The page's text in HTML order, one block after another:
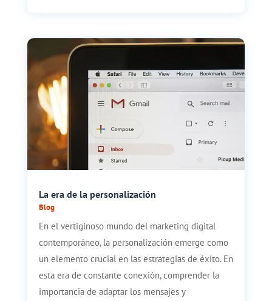
La era de la personalización
Blog
En el vertiginoso mundo del marketing digital
contemporáneo, la personalización emerge como
un elemento crucial en las estrategias de éxito. En
esta era de constante conexión, comprender la
importancia de adaptar los mensajes y